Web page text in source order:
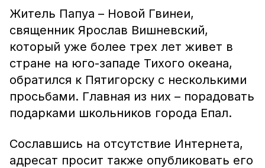
Житель Папуа – Новой Гвинеи,
священник Ярослав Вишневский,
который уже более трех лет живет в
стране на юго-западе Тихого океана,
обратился к Пятигорску с несколькими
просьбами. Главная из них – порадовать
подарками школьников города Епал.
Сославшись на отсутствие Интернета,
адресат просит также опубликовать его